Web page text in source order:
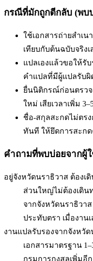
กรณีที่มักถูกตีกลับ (พบ
ใช้เอกสารถ่ายสำเ
เทียบกับต้นฉบับจริงเ
แปลเองแล้วขอให้รั
คำแปลที่มีผู้แปลรับผิ
ยื่นนิติกรณ์ก่อนตรว
ใหม่ เสียเวลาเพิ่ม
ชื่อ-สกุลสะกดไม่ตร
ทันที ให้ยึดการสะก
คำถามที่พบบ่อยจากผู้
อยู่จังหวัดนราธิวาส ต้องเ
ส่วนใหญ่ไม่ต้องเดิน
จากจังหวัดนราธิวา
ประทับตรา เมื่องาน
งานแปลรับรองจากจังหวั
เอกสารมาตรฐาน
กรมการกงสุลเพิ่มอี